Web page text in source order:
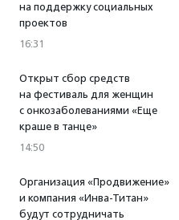
на поддержку социальных
проектов
16:31
Открыт сбор средств
на фестиваль для женщин
с онкозаболеваниями «Еще
краше в танце»
14:50
Организация «Продвижение»
и компания «Инва-Титан»
будут сотрудничать